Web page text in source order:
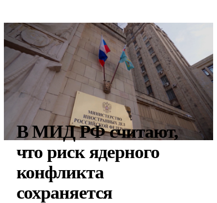
В МИД РФ считают,
что риск ядерного
конфликта
сохраняется